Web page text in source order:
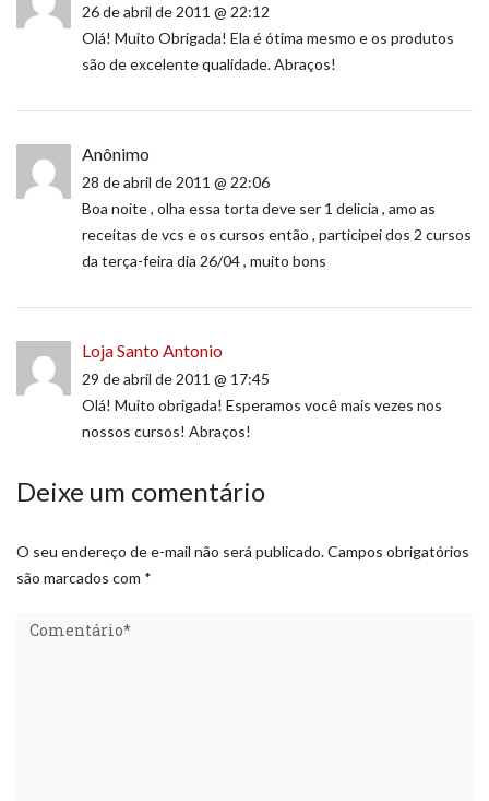
26 de abril de 2011 @ 22:12
Olá! Muito Obrigada! Ela é ótima mesmo e os produtos
são de excelente qualidade. Abraços!
Anônimo
28 de abril de 2011 @ 22:06
Boa noite , olha essa torta deve ser 1 delicia , amo as
receitas de vcs e os cursos então , participei dos 2 cursos
da terça-feira dia 26/04 , muito bons
Loja Santo Antonio
29 de abril de 2011 @ 17:45
Olá! Muito obrigada! Esperamos você mais vezes nos
nossos cursos! Abraços!
Deixe um comentário
O seu endereço de e-mail não será publicado.Campos obrigatórios
são marcados com *